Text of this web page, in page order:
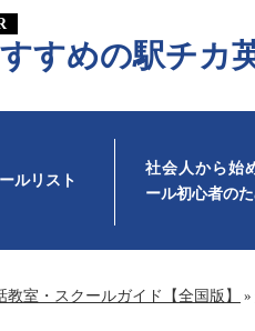
すめの駅チカ
ルリスト
社会人から始
ール初心者の
室・スクールガイド【全国版】 »